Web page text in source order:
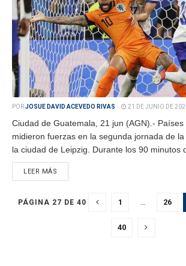
PORJOSUE DAVID ACEVEDO RIVAS 21 DE JUNIO DE
Ciudad de Guatemala, 21 jun (AGN).- Países
midieron fuerzas en la segunda jornada de
la ciudad de Leipzig. Durante los 90 minutos
LEER MÁS
PÁGINA 27 DE 40 1 … 26
40